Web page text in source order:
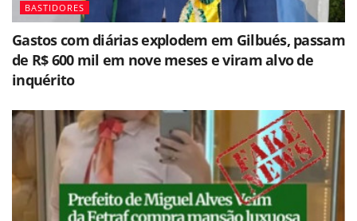
BASTIDORES
Gastos com diárias explodem em Gilbués, passam
de R$ 600 mil em nove meses e viram alvo de
inquérito